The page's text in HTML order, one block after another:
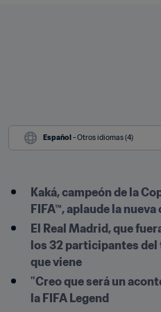
Español - Otros idiomas (4)
Kaká, campeón de la
FIFA™, aplaude la
El Real Madrid, que
los 32 participantes
que viene
"Creo que será un
la FIFA Legend